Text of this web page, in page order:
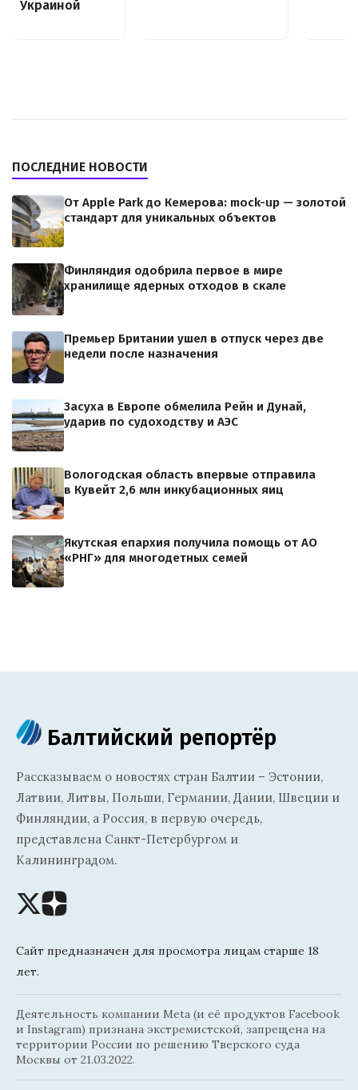
Украиной
ПОСЛЕДНИЕ НОВОСТИ
От Apple Park до Кемерова: mock-up — золотой
стандарт для уникальных объектов
Финляндия одобрила первое в мире
хранилище ядерных отходов в скале
Премьер Британии ушел в отпуск через две
недели после назначения
Засуха в Европе обмелила Рейн и Дунай,
ударив по судоходству и АЭС
Вологодская область впервые отправила
в Кувейт 2,6 млн инкубационных яиц
Якутская епархия получила помощь от АО
«РНГ» для многодетных семей
Балтийский репортёр
Рассказываем о новостях стран Балтии – Эстонии,
Латвии, Литвы, Польши, Германии, Дании, Швеции и
Финляндии, а Россия, в первую очередь,
представлена Санкт-Петербургом и
Калининградом.
Сайт предназначен для просмотра лицам старше 18
лет.
Деятельность компании Meta (и её продуктов Facebook
и Instagram) признана экстремистской, запрещена на
территории России по решению Тверского суда
Москвы от 21.03.2022.